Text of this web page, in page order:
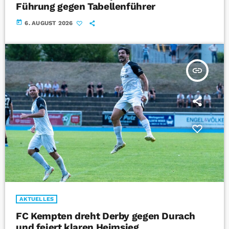
Führung gegen Tabellenführer
today 6. AUGUST 2026
insert_link
AKTUELLES
FC Kempten dreht Derby gegen Durach